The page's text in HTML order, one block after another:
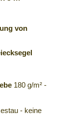
von
180 g/m² -
- keine